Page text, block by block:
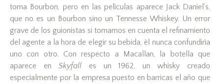
toma Bourbon, pero en las pelìculas aparece Jack Daniel’s,
que no es un Bourbon sino un Tennesse Whiskey. Un error
grave de los guionistas si tomamos en cuenta el refinamiento
del agente a la hora de elegir su bebida, èl nunca confundirìa
uno con otro. Con respecto a Macallan, la botella que
aparece enSkyfall es un 1962, un whisky creado
especialmente por la empresa puesto en barricas el año que